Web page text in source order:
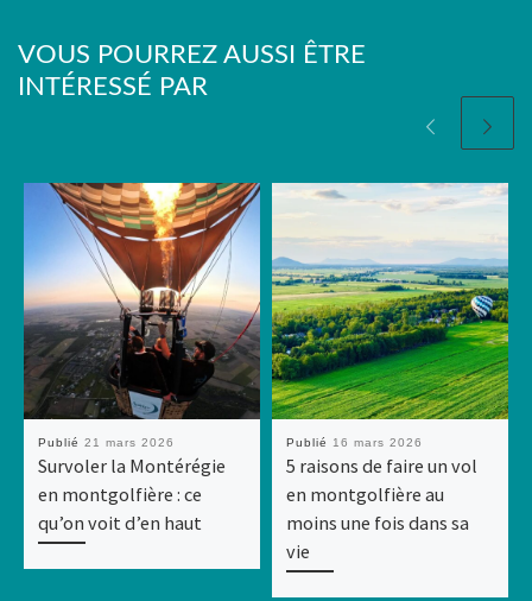
VOUS POURREZ AUSSI ÊTRE
INTÉRESSÉ PAR
Publié 21 mars 2026
Survoler la Montérégie
en montgolfière : ce
qu’on voit d’en haut
Publié 16 mars 2026
5 raisons de faire un vol
en montgolfière au
moins une fois dans sa
vie